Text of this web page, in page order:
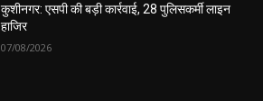
कुशीनगर: एसपी की बड़ी कार्रवाई, 28 पुलिसकर्मी लाइन
हाजिर
07/08/2026